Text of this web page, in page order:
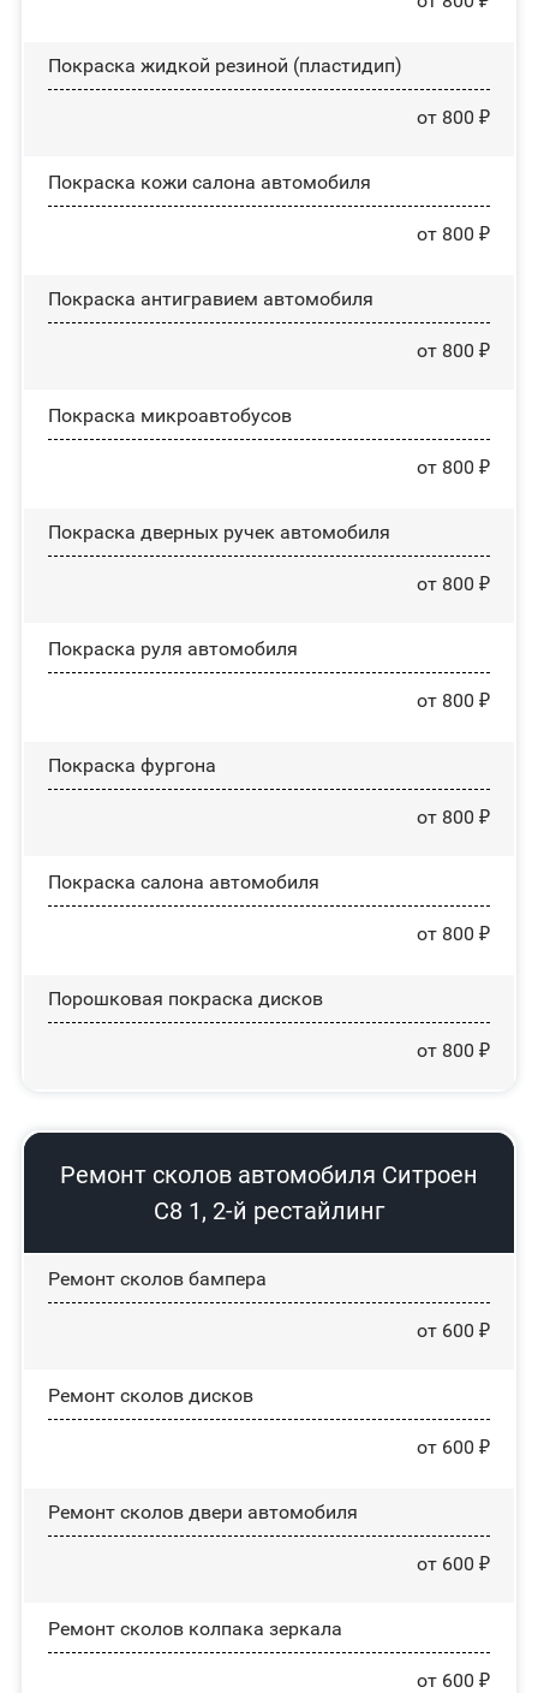
Покраска жидкой резиной (пластидип)
от 800 ₽
Покраска кожи салона автомобиля
от 800 ₽
Покраска антигравием автомобиля
от 800 ₽
Покраска микроавтобусов
от 800 ₽
Покраска дверных ручек автомобиля
от 800 ₽
Покраска руля автомобиля
от 800 ₽
Покраска фургона
от 800 ₽
Покраска салона автомобиля
от 800 ₽
Порошковая покраска дисков
от 800 ₽
Ремонт сколов автомобиля Ситроен
С8 1, 2-й рестайлинг
Ремонт сколов бампера
от 600 ₽
Ремонт сколов дисков
от 600 ₽
Ремонт сколов двери автомобиля
от 600 ₽
Ремонт сколов колпака зеркала
от 600 ₽